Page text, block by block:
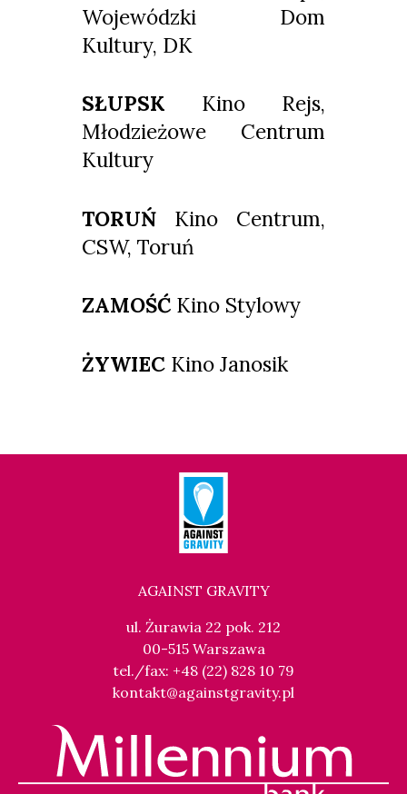
Wojewódzki Dom
Kultury, DK
SŁUPSK Kino Rejs,
Młodzieżowe Centrum
Kultury
TORUŃKino Centrum,
CSW, Toruń
ZAMOŚĆKino Stylowy
ŻYWIECKino Janosik
AGAINST GRAVITY
ul. Żurawia 22 pok. 212
00-515 Warszawa
tel./fax: +48 (22) 828 10 79
kontakt@againstgravity.pl